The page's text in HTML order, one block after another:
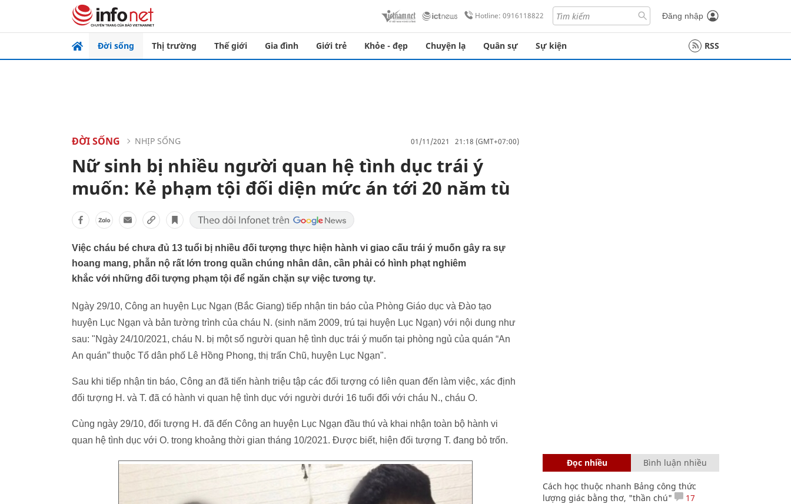
Hotline: 0916118822 Đăng nhập
Đời sống Thị trường Thế giới Gia đình Giới trẻ Khỏe - đẹp Chuyện lạ Quân sự Sự kiện RSS
ĐỜI SỐNG NHỊP SỐNG 01/11/2021 21:18 (GMT+07:00)
Nữ sinh bị nhiều người quan hệ tình dục trái ý
muốn: Kẻ phạm tội đối diện mức án tới 20 năm tù
Việc cháu bé chưa đủ 13 tuổi bị nhiều đối tượng thực hiện hành vi giao cấu trái ý muốn gây ra sự
hoang mang, phẫn nộ rất lớn trong quần chúng nhân dân, cần phải có hình phạt nghiêm
khắc với những đối tượng phạm tội để ngăn chặn sự việc tương tự.
Ngày 29/10, Công an huyện Lục Ngạn (Bắc Giang) tiếp nhận tin báo của Phòng Giáo dục và Đào tạo
huyện Lục Ngạn và bản tường trình của cháu N. (sinh năm 2009, trú tại huyện Lục Ngạn) với nội dung như
sau: "Ngày 24/10/2021, cháu N. bị một số người quan hệ tình dục trái ý muốn tại phòng ngủ của quán “An
An quán” thuộc Tổ dân phố Lê Hồng Phong, thị trấn Chũ, huyện Lục Ngạn".
Sau khi tiếp nhận tin báo, Công an đã tiến hành triệu tập các đối tượng có liên quan đến làm việc, xác định
đối tượng H. và T. đã có hành vi quan hệ tình dục với người dưới 16 tuổi đối với cháu N., cháu O.
Cùng ngày 29/10, đối tượng H. đã đến Công an huyện Lục Ngạn đầu thú và khai nhận toàn bộ hành vi
quan hệ tình dục với O. trong khoảng thời gian tháng 10/2021. Được biết, hiện đối tượng T. đang bỏ trốn.
Đọc nhiều Bình luận nhiều
Cách học thuộc nhanh Bảng công thức
lượng giác bằng thơ, "thần chú"
17